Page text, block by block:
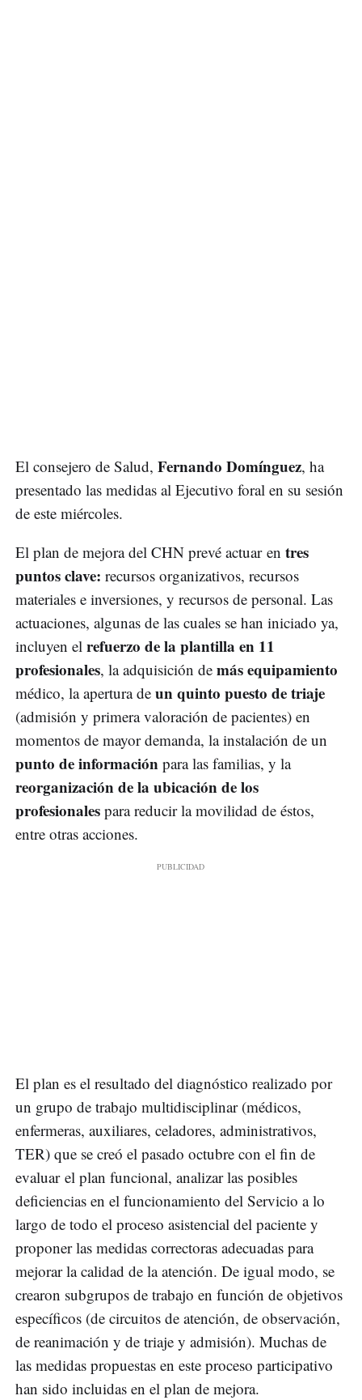
El consejero de Salud, Fernando Domínguez, ha
presentado las medidas al Ejecutivo foral en su sesión
de este miércoles.
El plan de mejora del CHN prevé actuar en tres
puntos clave: recursos organizativos, recursos
materiales e inversiones, y recursos de personal. Las
actuaciones, algunas de las cuales se han iniciado ya,
incluyen el refuerzo de la plantilla en 11
profesionales, la adquisición de más equipamiento
médico, la apertura de un quinto puesto de triaje
(admisión y primera valoración de pacientes) en
momentos de mayor demanda, la instalación de un
punto de información para las familias, y la
reorganización de la ubicación de los
profesionales para reducir la movilidad de éstos,
entre otras acciones.
El plan es el resultado del diagnóstico realizado por
un grupo de trabajo multidisciplinar (médicos,
enfermeras, auxiliares, celadores, administrativos,
TER) que se creó el pasado octubre con el fin de
evaluar el plan funcional, analizar las posibles
deficiencias en el funcionamiento del Servicio a lo
largo de todo el proceso asistencial del paciente y
proponer las medidas correctoras adecuadas para
mejorar la calidad de la atención. De igual modo, se
crearon subgrupos de trabajo en función de objetivos
específicos (de circuitos de atención, de observación,
de reanimación y de triaje y admisión). Muchas de
las medidas propuestas en este proceso participativo
han sido incluidas en el plan de mejora.